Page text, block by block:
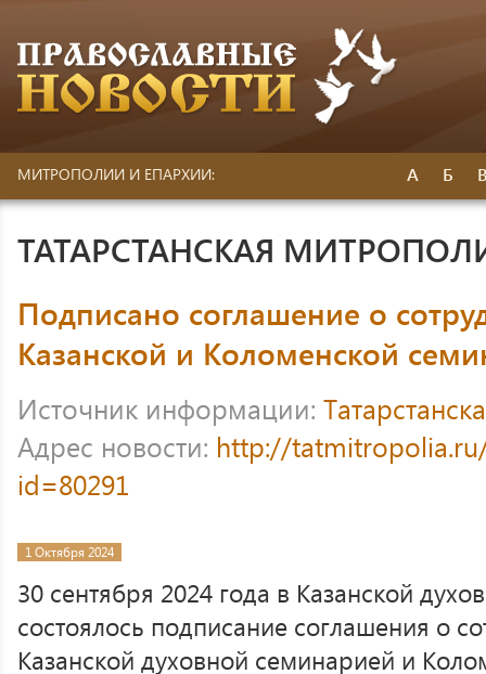
МИТРОПОЛИИ И ЕПАРХИИ: А Б
ТАТАРСТАНСКАЯ
Подписано соглашение о
Казанской и Коломенской
Источник информации:
Адрес новости: http://
id=80291
1 Октября 2024
30 сентября 2024 года в Казанской
состоялось подписание соглашения о
Казанской духовной семинарией и